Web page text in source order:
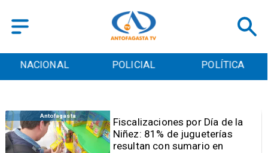
POLICIAL POLÍTICA CULTURA
Antofagasta
Tribunal frena opción de pena
mixta para Karen Rojo por ahora